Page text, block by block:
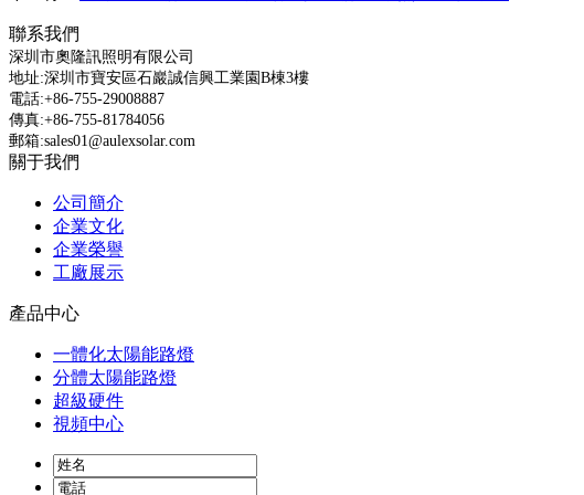
聯系我們
深圳市奧隆訊照明有限公司
地址:深圳市寶安區石巖誠信興工業園B棟3樓
電話:+86-755-29008887
傳真:+86-755-81784056
郵箱:sales01@aulexsolar.com
關于我們
公司簡介
企業文化
企業榮譽
工廠展示
產品中心
一體化太陽能路燈
分體太陽能路燈
超級硬件
視頻中心